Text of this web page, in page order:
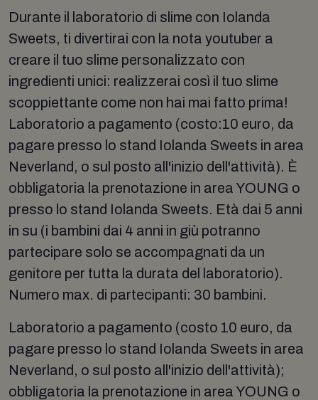
Durante il laboratorio di slime con Iolanda
Sweets, ti divertirai con la nota youtuber a
creare il tuo slime personalizzato con
ingredienti unici: realizzerai così il tuo slime
scoppiettante come non hai mai fatto prima!
Laboratorio a pagamento (costo:10 euro, da
pagare presso lo stand Iolanda Sweets in area
Neverland, o sul posto all'inizio dell'attività). È
obbligatoria la prenotazione in area YOUNG o
presso lo stand Iolanda Sweets. Età dai 5 anni
in su (i bambini dai 4 anni in giù potranno
partecipare solo se accompagnati da un
genitore per tutta la durata del laboratorio).
Numero max. di partecipanti: 30 bambini.
Laboratorio a pagamento (costo 10 euro, da
pagare presso lo stand Iolanda Sweets in area
Neverland, o sul posto all'inizio dell'attività);
obbligatoria la prenotazione in area YOUNG o